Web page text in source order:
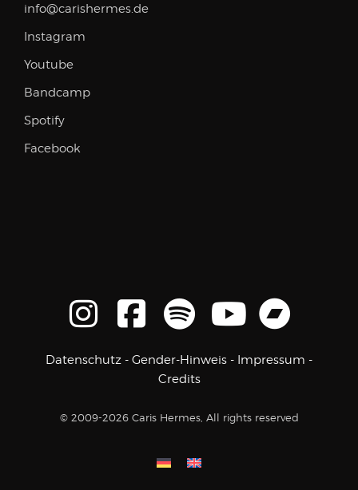
info@carishermes.de
Instagram
Youtube
Bandcamp
Spotify
Facebook
Datenschutz - Gender-Hinweis - Impressum -
Credits
© 2009-2026 Caris Hermes, All rights reserved